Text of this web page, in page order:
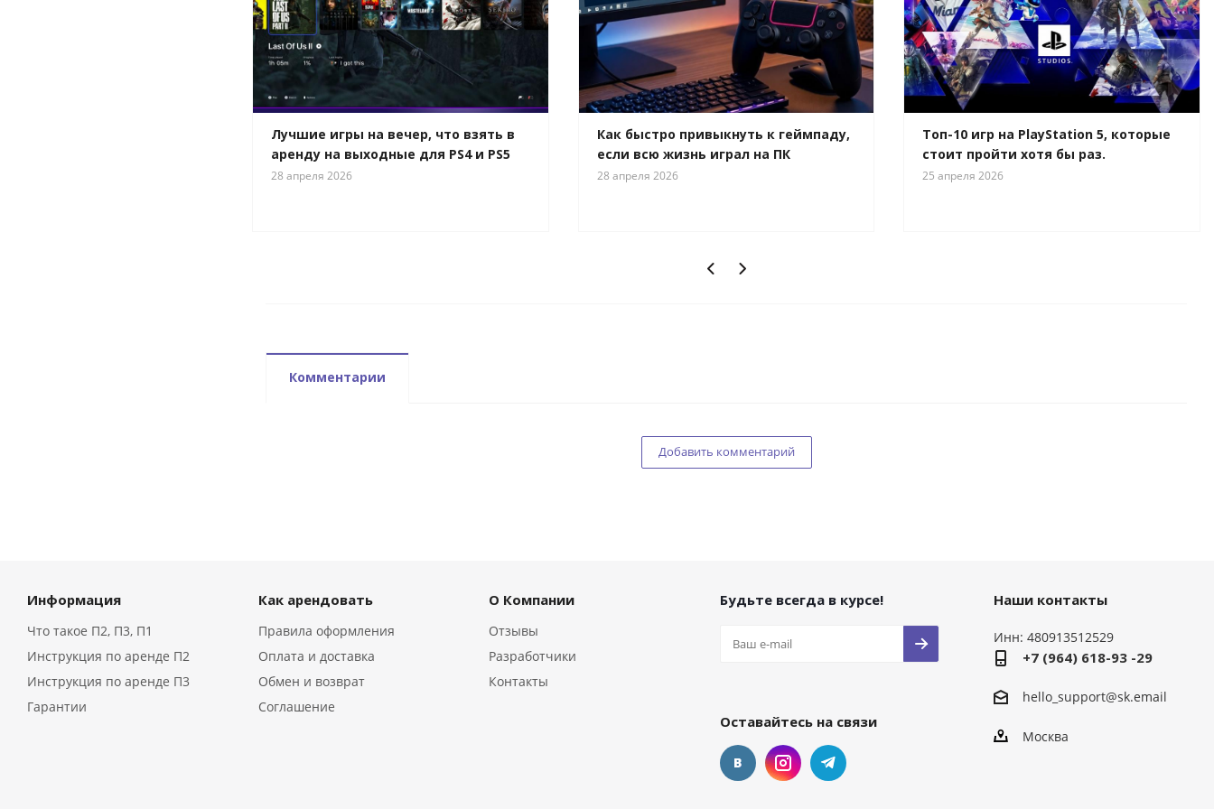
Лучшие игры на вечер, что взять в
аренду на выходные для PS4 и PS5
28 апреля 2026
Как быстро привыкнуть к геймпаду,
если всю жизнь играл на ПК
28 апреля 2026
Топ-10 игр на PlayStation 5, которые
стоит пройти хотя бы раз.
25 апреля 2026
Комментарии
Добавить комментарий
Информация
Что такое П2, П3, П1
Инструкция по аренде П2
Инструкция по аренде П3
Гарантии
Как арендовать
Правила оформления
Оплата и доставка
Обмен и возврат
Соглашение
О Компании
Отзывы
Разработчики
Контакты
Будьте всегда в курсе!
Оставайтесь на связи
Наши контакты
Инн: 480913512529
+7 (964) 618-93 -29
hello_support@sk.email
Москва